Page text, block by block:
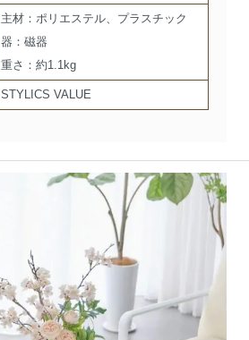
主材：ポリエステル、プラスチック
器：磁器
重さ：約1.1kg
STYLICS VALUE